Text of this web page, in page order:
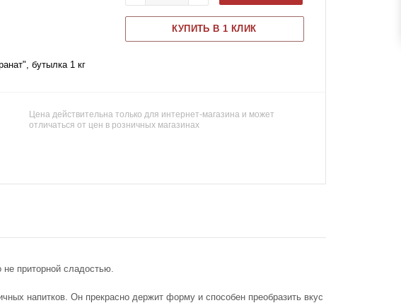
КУПИТЬ В 1 КЛИК
бутылка 1 кг
Цена действительна только для интернет-магазина и может
отличаться от цен в розничных магазинах
не приторной сладостью.
напитков. Он прекрасно держит форму и способен преобразить вкус